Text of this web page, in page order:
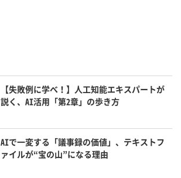
【失敗例に学べ！】人工知能エキスパートが
説く、AI活用「第2章」の歩き方
AIで一変する「議事録の価値」、テキストフ
ァイルが“宝の山”になる理由